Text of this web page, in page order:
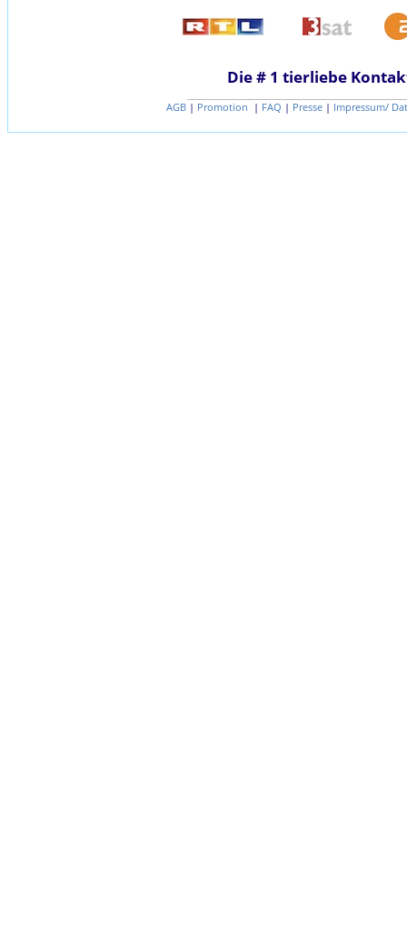
Die # 1 tierliebe
AGB | Promotion | FAQ | Presse | Impressum/